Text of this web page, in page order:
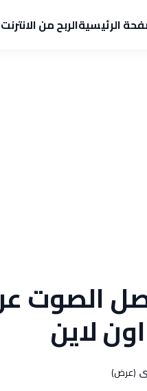
الرئيسيةالربح من الانترنت
الصوت
لاين
(عرض)